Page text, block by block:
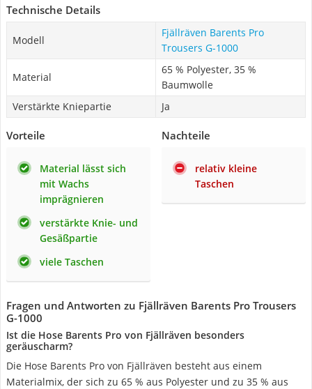
Technische Details
Modell
Fjällräven Barents Pro
Trousers G-1000
Material
65 % Polyester, 35 %
Baumwolle
Verstärkte Kniepartie
Ja
Vorteile
Material lässt sich
mit Wachs
imprägnieren
verstärkte Knie- und
Gesäßpartie
viele Taschen
Nachteile
relativ kleine
Taschen
Fragen und Antworten zu Fjällräven Barents Pro Trousers
G-1000
Ist die Hose Barents Pro von Fjällräven besonders
geräuscharm?
Die Hose Barents Pro von Fjällräven besteht aus einem
Materialmix, der sich zu 65 % aus Polyester und zu 35 % aus